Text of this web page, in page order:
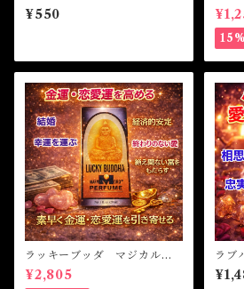
ルドプレート
¥550
イン
け・
ラッキーブッダ マジカルオ
イル・魔女オイル LUCKY
BUDDHA Magical Oil
¥2,805
ラブ
ル・
NEY